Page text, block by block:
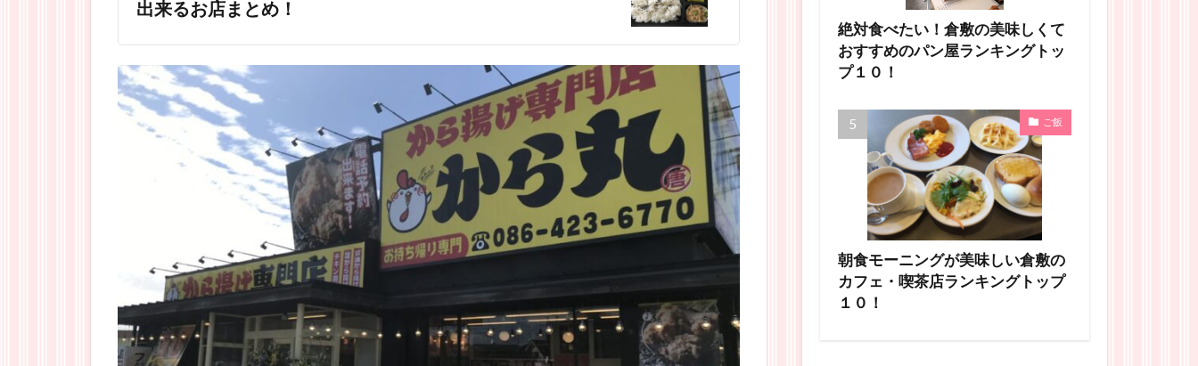
出来るお店まとめ！
絶対食べたい！倉敷の美味しくて
おすすめのパン屋ランキングトッ
プ１０！
ご飯
朝食モーニングが美味しい倉敷の
カフェ・喫茶店ランキングトップ
１０！